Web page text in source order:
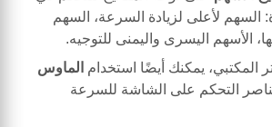
السهم لأعلى لزيادة السرعة، السهم
الأسهم اليسرى واليمنى للتوجيه.
المكتبي، يمكنك أيضًا استخدام الماوس
التحكم على الشاشة للسرعة